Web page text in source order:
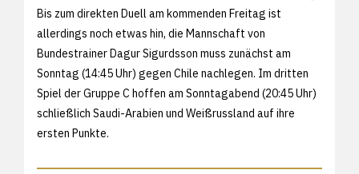
Bis zum direkten Duell am kommenden Freitag ist
allerdings noch etwas hin, die Mannschaft von
Bundestrainer Dagur Sigurdsson muss zunächst am
Sonntag (14:45 Uhr) gegen Chile nachlegen. Im dritten
Spiel der Gruppe C hoffen am Sonntagabend (20:45 Uhr)
schließlich Saudi-Arabien und Weißrussland auf ihre
ersten Punkte.